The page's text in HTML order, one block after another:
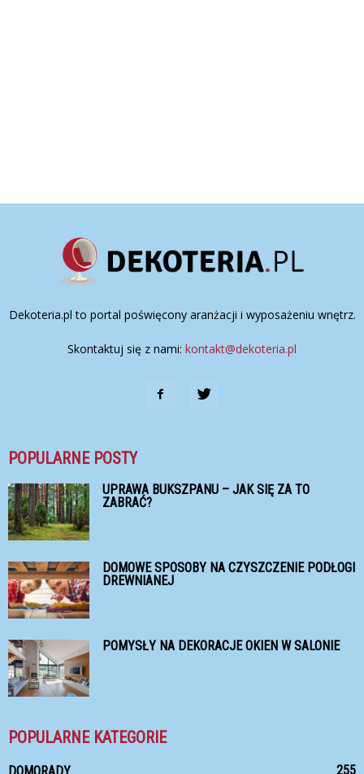
Dekoteria.pl to portal poświęcony aranżacji i wyposażeniu wnętrz.
Skontaktuj się z nami: kontakt@dekoteria.pl
POPULARNE POSTY
UPRAWA BUKSZPANU – JAK SIĘ ZA TO
ZABRAĆ?
DOMOWE SPOSOBY NA CZYSZCZENIE PODŁOGI
DREWNIANEJ
POMYSŁY NA DEKORACJE OKIEN W SALONIE
POPULARNE KATEGORIE
255